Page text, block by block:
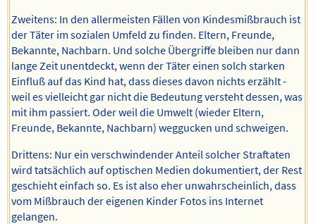
Zweitens: In den allermeisten Fällen von Kindesmißbrauch ist
der Täter im sozialen Umfeld zu finden. Eltern, Freunde,
Bekannte, Nachbarn. Und solche Übergriffe bleiben nur dann
lange Zeit unentdeckt, wenn der Täter einen solch starken
Einfluß auf das Kind hat, dass dieses davon nichts erzählt -
weil es vielleicht gar nicht die Bedeutung versteht dessen, was
mit ihm passiert. Oder weil die Umwelt (wieder Eltern,
Freunde, Bekannte, Nachbarn) weggucken und schweigen.
Drittens: Nur ein verschwindender Anteil solcher Straftaten
wird tatsächlich auf optischen Medien dokumentiert, der Rest
geschieht einfach so. Es ist also eher unwahrscheinlich, dass
vom Mißbrauch der eigenen Kinder Fotos ins Internet
gelangen.